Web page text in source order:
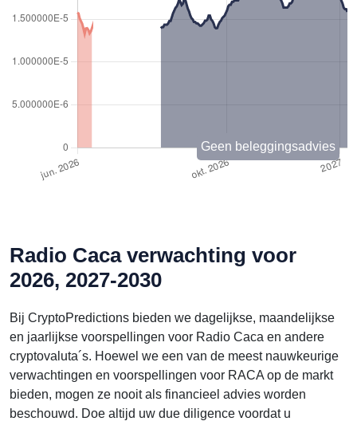
Geen beleggingsadvies
Radio Caca verwachting voor
2026, 2027-2030
Bij CryptoPredictions bieden we dagelijkse, maandelijkse
en jaarlijkse voorspellingen voor Radio Caca en andere
cryptovaluta´s. Hoewel we een van de meest nauwkeurige
verwachtingen en voorspellingen voor RACA op de markt
bieden, mogen ze nooit als financieel advies worden
beschouwd. Doe altijd uw due diligence voordat u